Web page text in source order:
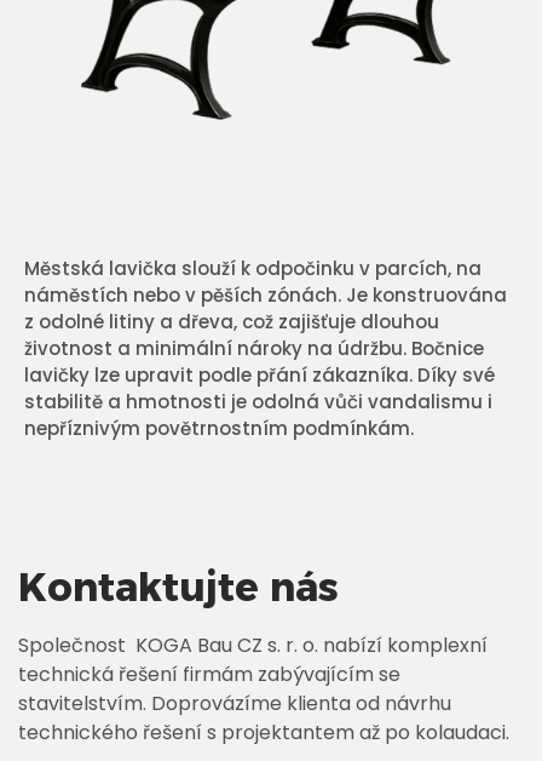
Městská lavička slouží k odpočinku v parcích, na
náměstích nebo v pěších zónách. Je konstruována
z odolné litiny a dřeva, což zajišťuje dlouhou
životnost a minimální nároky na údržbu. Bočnice
lavičky lze upravit podle přání zákazníka. Díky své
stabilitě a hmotnosti je odolná vůči vandalismu i
nepříznivým povětrnostním podmínkám.
Kontaktujte nás
Společnost KOGA Bau CZ s. r. o. nabízí komplexní
technická řešení firmám zabývajícím se
stavitelstvím. Doprovázíme klienta od návrhu
technického řešení s projektantem až po kolaudaci.